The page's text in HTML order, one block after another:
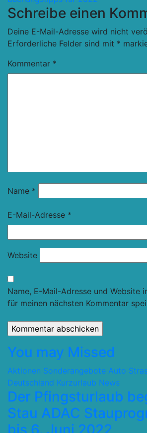
Schreibe einen
Deine E-Mail-Adresse wird nicht
Erforderliche Felder sind mit *
Kommentar *
Name *
E-Mail-Adresse *
Website
Name, E-Mail-Adresse und Website
für meinen nächsten Kommentar
You may Missed
Aktionen Sonderangebote Auto
Deutschland Kurzurlaub News
Der Pfingsturlaub
Stau ADAC
bis 6. Juni 2022